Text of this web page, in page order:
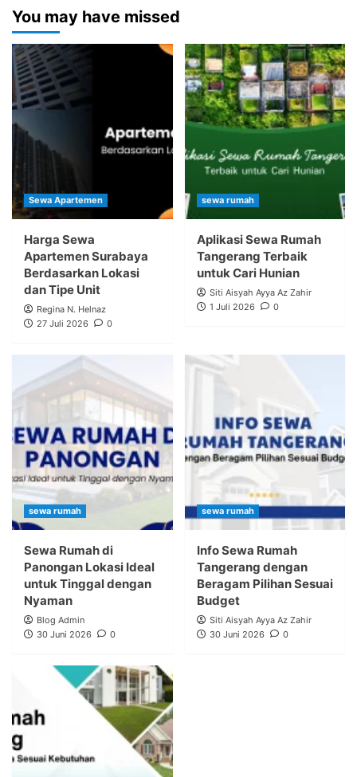
You may have missed
Sewa Apartemen
Harga Sewa
Apartemen Surabaya
Berdasarkan Lokasi
dan Tipe Unit
Regina N. Helnaz
27 Juli 2026
0
sewa rumah
Aplikasi Sewa Rumah
Tangerang Terbaik
untuk Cari Hunian
Siti Aisyah Ayya Az Zahir
1 Juli 2026
0
sewa rumah
Sewa Rumah di
Panongan Lokasi Ideal
untuk Tinggal dengan
Nyaman
Blog Admin
30 Juni 2026
0
sewa rumah
Info Sewa Rumah
Tangerang dengan
Beragam Pilihan Sesuai
Budget
Siti Aisyah Ayya Az Zahir
30 Juni 2026
0